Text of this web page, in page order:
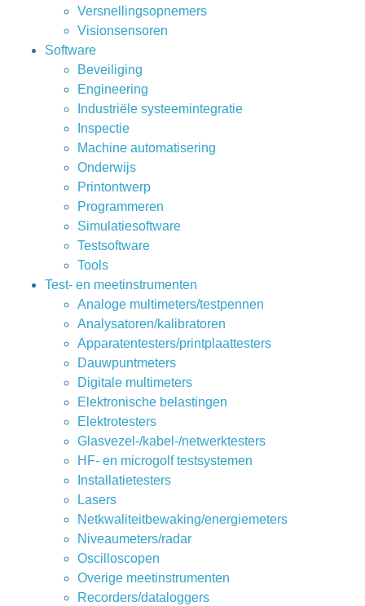
Versnellingsopnemers
Visionsensoren
Software
Beveiliging
Engineering
Industriële systeemintegratie
Inspectie
Machine automatisering
Onderwijs
Printontwerp
Programmeren
Simulatiesoftware
Testsoftware
Tools
Test- en meetinstrumenten
Analoge multimeters/testpennen
Analysatoren/kalibratoren
Apparatentesters/printplaattesters
Dauwpuntmeters
Digitale multimeters
Elektronische belastingen
Elektrotesters
Glasvezel-/kabel-/netwerktesters
HF- en microgolf testsystemen
Installatietesters
Lasers
Netkwaliteitbewaking/energiemeters
Niveaumeters/radar
Oscilloscopen
Overige meetinstrumenten
Recorders/dataloggers